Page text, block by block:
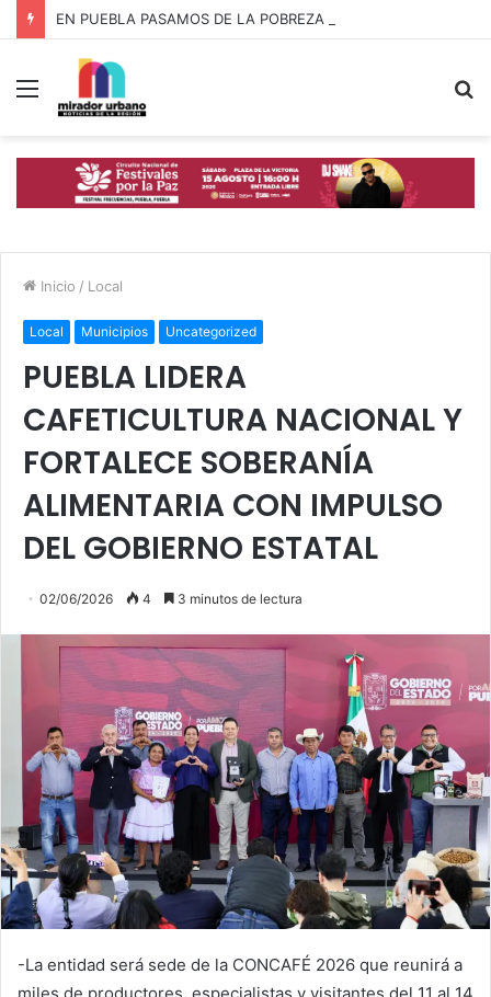
Menú
Inicio / Local
Local Municipios Uncategorized
PUEBLA LIDERA
CAFETICULTURA NACIONAL Y
FORTALECE SOBERANÍA
ALIMENTARIA CON IMPULSO
DEL GOBIERNO ESTATAL
02/06/2026 4 3 minutos de lectura
-La entidad será sede de la CONCAFÉ 2026 que reunirá a